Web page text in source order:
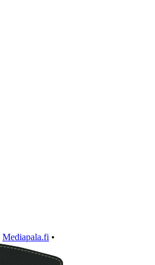
Mediapala.fi •